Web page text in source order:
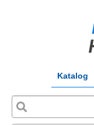
Katalog